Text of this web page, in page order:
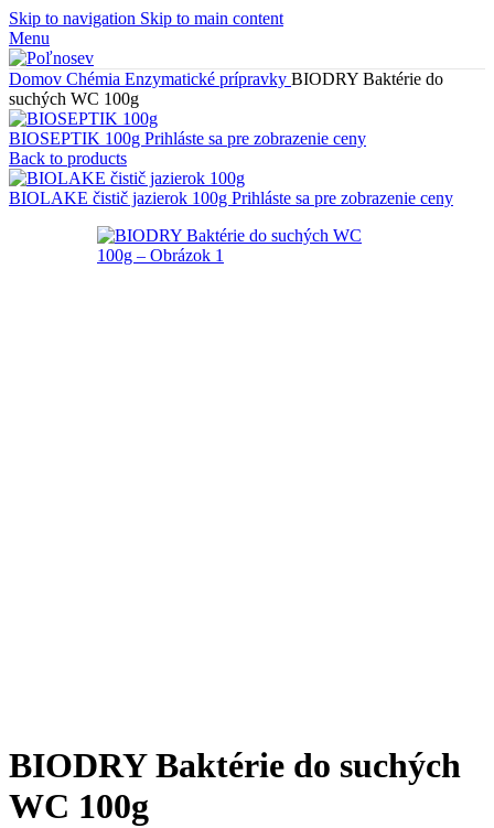
Skip to navigation Skip to main content
Menu
Domov Chémia Enzymatické prípravky BIODRY Baktérie do
suchých WC 100g
BIOSEPTIK 100g Prihláste sa pre zobrazenie ceny
Back to products
BIOLAKE čistič jazierok 100g Prihláste sa pre zobrazenie ceny
BIODRY Baktérie do suchých
WC 100g